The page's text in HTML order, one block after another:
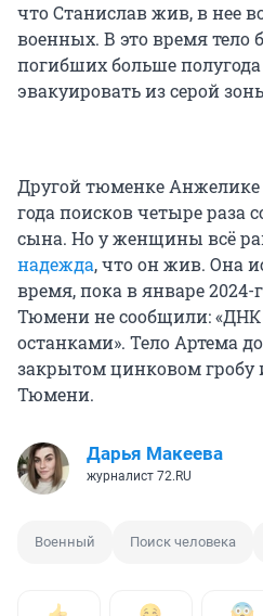
что Станислав жив, в нее
военных. В это время тело
погибших больше
эвакуировать из серой
Другой тюменке Анжелике
года поисков четыре раза
сына. Но у женщины всё
надежда, что он жив. Она
время, пока в январе
Тюмени не сообщили: «ДНК
останками». Тело Артема
закрытом цинковом гробу
Тюмени.
Дарья Макеева
журналист 72.RU
Военный Поиск человека